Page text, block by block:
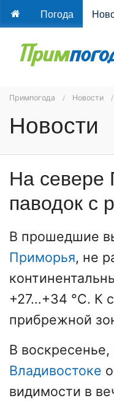
Погода
Примпогода Новости
Новости
На севере
паводок с
В прошедшие
Приморья, не
+27…+34 °С. К
прибрежной
В
Владивостоке
видимости в